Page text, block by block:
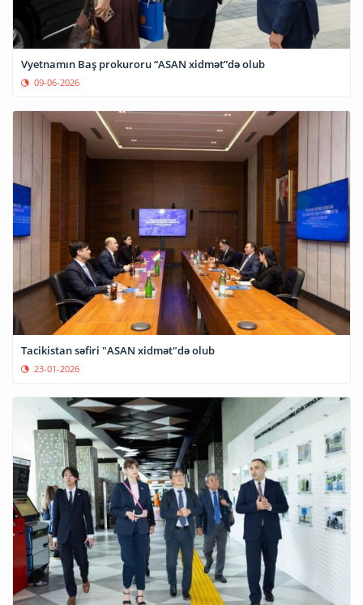
Vyetnamın Baş prokuroru “ASAN xidmət”də olub
09-06-2026
Tacikistan səfiri "ASAN xidmət"də olub
23-01-2026